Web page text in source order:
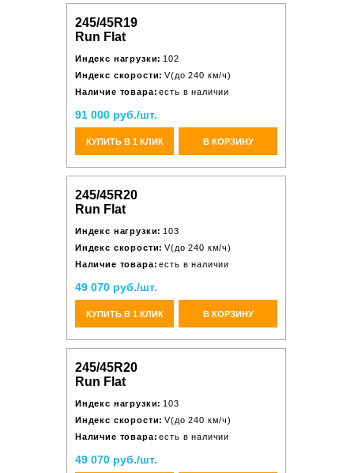
245/45R19
Run Flat
Индекс нагрузки: 102
Индекс скорости: V(до 240 км/ч)
Наличие товара: есть в наличии
91 000 руб./шт.
КУПИТЬ В 1 КЛИК В КОРЗИНУ
245/45R20
Run Flat
Индекс нагрузки: 103
Индекс скорости: V(до 240 км/ч)
Наличие товара: есть в наличии
49 070 руб./шт.
КУПИТЬ В 1 КЛИК В КОРЗИНУ
245/45R20
Run Flat
Индекс нагрузки: 103
Индекс скорости: V(до 240 км/ч)
Наличие товара: есть в наличии
49 070 руб./шт.